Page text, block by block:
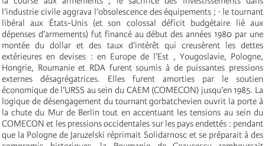
l’industrie civile aggrava l’obsolescence des équipements ; · le tournant
libéral aux États-Unis (et son colossal déficit budgétaire lié aux
dépenses d’armements) fut financé au début des années 1980 par une
montée du dollar et des taux d’intérêt qui creusèrent les dettes
extérieures en devises : en Europe de l’Est , Yougoslavie, Pologne,
Hongrie, Roumanie et RDA furent soumis à de puissantes pressions
externes désagrégatrices. Elles furent amorties par le soutien
économique de l’URSS au sein du CAEM (COMECON) jusqu’en 1985. La
logique de désengagement du tournant gorbatchevien ouvrit la porte à
la chute du Mur de Berlin tout en accentuant les tensions au sein du
COMECON et les pressions occidentales sur les pays endettés : pendant
que la Pologne de Jaruzelski réprimait Solidarnosc et se préparait à des